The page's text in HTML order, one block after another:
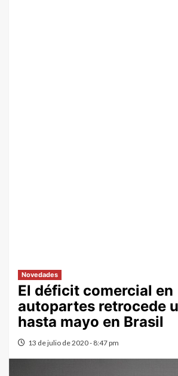
Novedades
El déficit comercial en
autopartes retrocede
hasta mayo en Brasil
13 de julio de 2020 - 8:47 pm